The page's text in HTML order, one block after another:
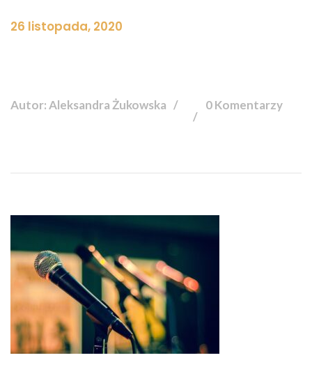
26 listopada, 2020
Autor: Aleksandra Żukowska 0 Komentarzy